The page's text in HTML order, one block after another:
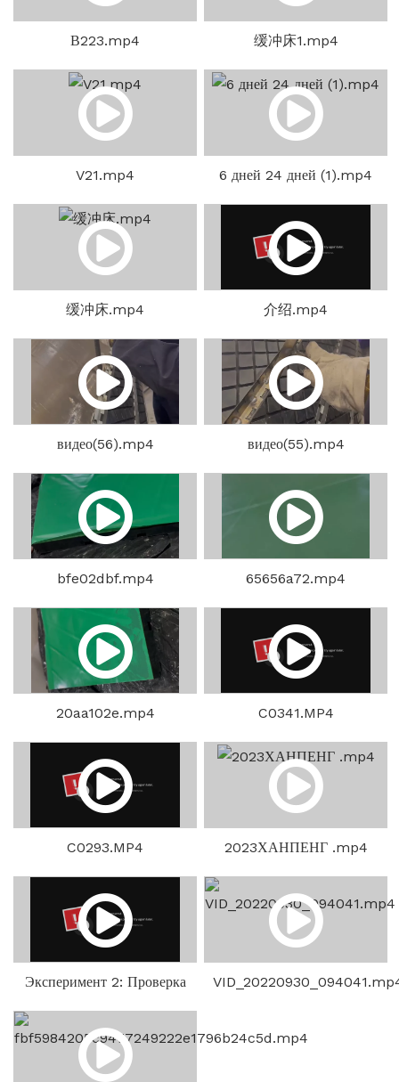
В223.mp4 缓冲床1.mp4
V21.mp4 6 дней 24 дней (1).mp4
缓冲床.mp4 介绍.mp4
видео(56).mp4 видео(55).mp4
bfe02dbf.mp4 65656a72.mp4
20aa102e.mp4 C0341.MP4
C0293.MP4 2023ХАНПЕНГ .mp4
Эксперимент 2: Проверка
сцепления между
ремонтной полосой и
резиновой